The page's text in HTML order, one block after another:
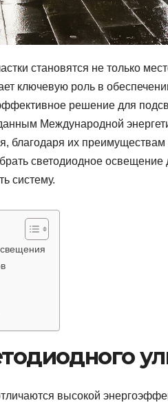
становятся не только
ключевую роль в
решение для
Международной
благодаря их
светодиодное освещение
систему.
высокой